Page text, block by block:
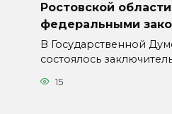
Ростовской
федеральными
В Государственной
состоялось
15